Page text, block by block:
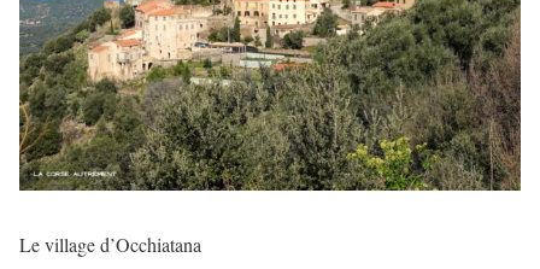
Le village d’Occhiatana